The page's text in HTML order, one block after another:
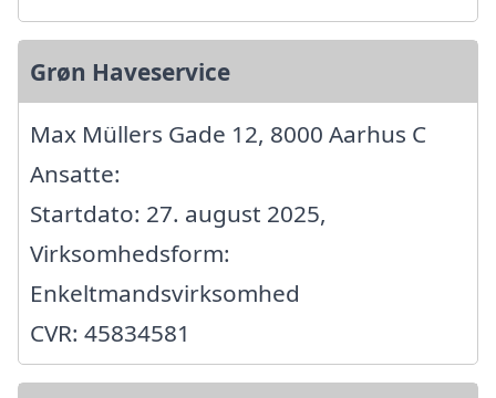
Grøn Haveservice
Max Müllers Gade 12, 8000 Aarhus C
Ansatte:
Startdato: 27. august 2025,
Virksomhedsform:
Enkeltmandsvirksomhed
CVR: 45834581